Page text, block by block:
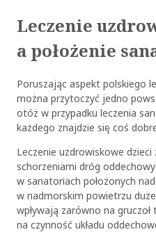
Leczenie
a położenie
Poruszając aspekt polskiego
można przytoczyć jedno
otóż w przypadku leczenia
każdego znajdzie się coś
Leczenie uzdrowiskowe
schorzeniami dróg
w sanatoriach położonych
w nadmorskim powietrzu
wpływają zarówno na gruczoł
na czynność układu